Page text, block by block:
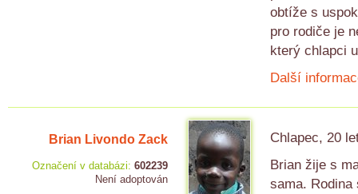
obtíže s
pro rodiče je
který chlapci
Další
Brian Livondo Zack
Označení v databázi: 602239
Není adoptován
Chlapec, 20
Brian žije s
sama. Rodina